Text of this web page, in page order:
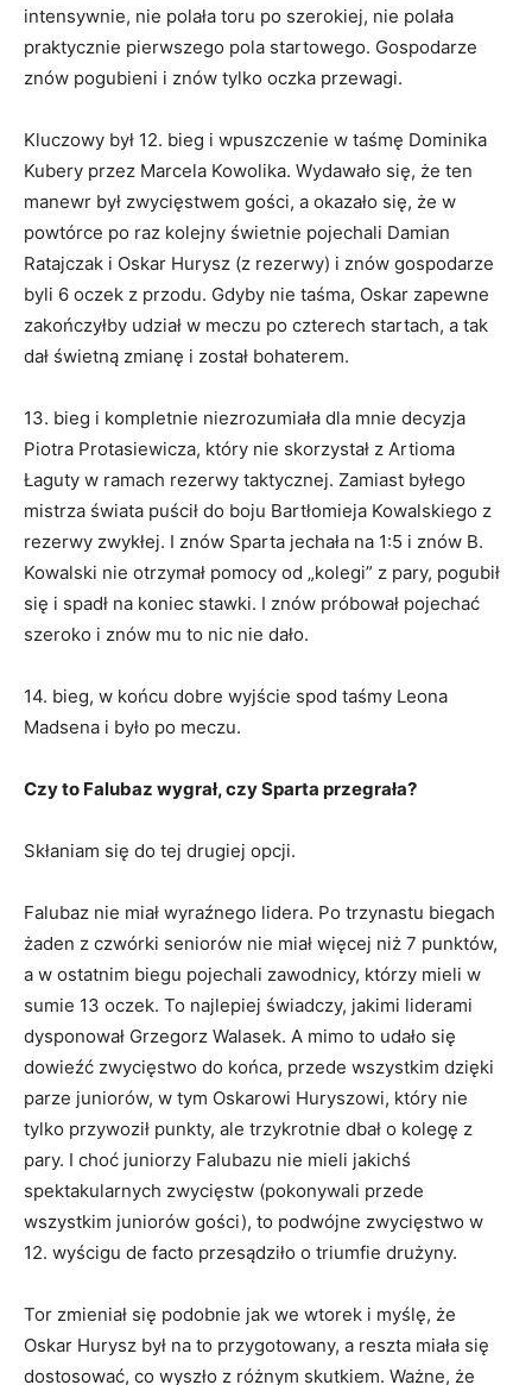
intensywnie, nie polała toru po szerokiej, nie polała
praktycznie pierwszego pola startowego. Gospodarze
znów pogubieni i znów tylko oczka przewagi.
Kluczowy był 12. bieg i wpuszczenie w taśmę Dominika
Kubery przez Marcela Kowolika. Wydawało się, że ten
manewr był zwycięstwem gości, a okazało się, że w
powtórce po raz kolejny świetnie pojechali Damian
Ratajczak i Oskar Hurysz (z rezerwy) i znów gospodarze
byli 6 oczek z przodu. Gdyby nie taśma, Oskar zapewne
zakończyłby udział w meczu po czterech startach, a tak
dał świetną zmianę i został bohaterem.
13. bieg i kompletnie niezrozumiała dla mnie decyzja
Piotra Protasiewicza, który nie skorzystał z Artioma
Łaguty w ramach rezerwy taktycznej. Zamiast byłego
mistrza świata puścił do boju Bartłomieja Kowalskiego z
rezerwy zwykłej. I znów Sparta jechała na 1:5 i znów B.
Kowalski nie otrzymał pomocy od „kolegi” z pary, pogubił
się i spadł na koniec stawki. I znów próbował pojechać
szeroko i znów mu to nic nie dało.
14. bieg, w końcu dobre wyjście spod taśmy Leona
Madsena i było po meczu.
Czy to Falubaz wygrał, czy Sparta przegrała?
Skłaniam się do tej drugiej opcji.
Falubaz nie miał wyraźnego lidera. Po trzynastu biegach
żaden z czwórki seniorów nie miał więcej niż 7 punktów,
a w ostatnim biegu pojechali zawodnicy, którzy mieli w
sumie 13 oczek. To najlepiej świadczy, jakimi liderami
dysponował Grzegorz Walasek. A mimo to udało się
dowieźć zwycięstwo do końca, przede wszystkim dzięki
parze juniorów, w tym Oskarowi Huryszowi, który nie
tylko przywoził punkty, ale trzykrotnie dbał o kolegę z
pary. I choć juniorzy Falubazu nie mieli jakichś
spektakularnych zwycięstw (pokonywali przede
wszystkim juniorów gości), to podwójne zwycięstwo w
12. wyścigu de facto przesądziło o triumfie drużyny.
Tor zmieniał się podobnie jak we wtorek i myślę, że
Oskar Hurysz był na to przygotowany, a reszta miała się
dostosować, co wyszło z różnym skutkiem. Ważne, że